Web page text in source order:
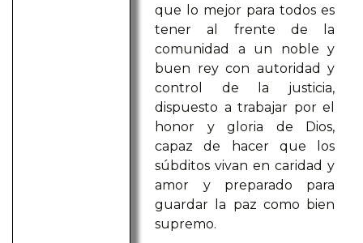
que lo mejor para todos es
tener al frente de la
comunidad a un noble y
buen rey con autoridad y
control de la justicia,
dispuesto a trabajar por el
honor y gloria de Dios,
capaz de hacer que los
súbditos vivan en caridad y
amor y preparado para
guardar la paz como bien
supremo.